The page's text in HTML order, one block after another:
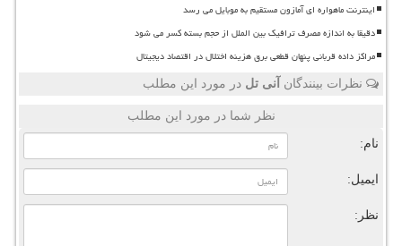
اینترنت ماهواره ای آمازون مستقیم به موبایل می رسد
دقیقا به اندازه مصرف ترافیک بین الملل از حجم بسته کسر می شود
مراکز داده قربانی پنهان قطعی برق هزینه اختلال در اقتصاد دیجیتال
نظرات بینندگان آنی تل در مورد این مطلب
نظر شما در مورد این مطلب
نام:
ایمیل:
نظر: